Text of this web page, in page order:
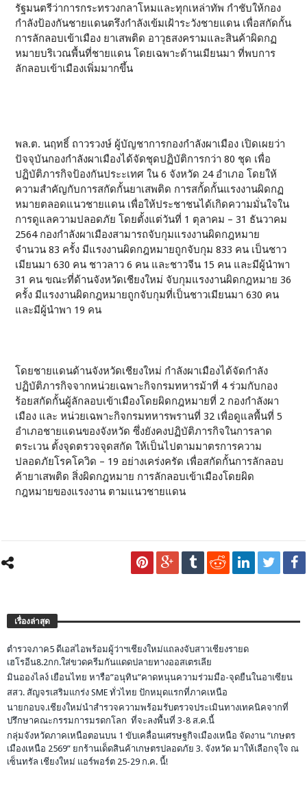
รัฐมนตรีว่าการกระทรวงกลาโหมและทุกเหล่าทัพ กำชับให้กอง
กำลังป้องกันชายแดนตรึงกำลังเข้มเฝ้าระวังชายแดน เพื่อสกัดกั้น
การลักลอบเข้าเมือง ยาเสพติด อาวุธสงครามและสินค้าผิดกฏ
หมายบริเวณพื้นที่ชายแดน โดยเฉพาะด้านเมียนมา ที่พบการ
ลักลอบเข้าเมืองเพิ่มมากขึ้น
พล.ต. นฤทธิ์ ถาวรวงษ์ ผู้บัญชาการกองกำลังผาเมือง เปิดเผยว่า
ปัจจุบันกองกำลังผาเมืองได้จัดชุดปฏิบัติการกว่า 80 ชุด เพื่อ
ปฏิบัติภารกิจป้องกันประะเทศ ใน 6 จังหวัด 24 อำเภอ โดยให้
ความสำคัญกับการสกัดกั้นยาเสพติด การสกั้ดกั้นแรงงานผิดกฏ
หมายตลอดแนวชายแดน เพื่อให้ประชาชนได้เกิดความมั่นใจใน
การดูแลความปลอดภัย โดยตั้งแต่วันที่ 1 ตุลาคม – 31 ธันวาคม
2564 กองกำลังผาเมืองสามารถจับกุมแรงงานผิดกฎหมาย
จำนวน 83 ครั้ง มีแรงงานผิดกฎหมายถูกจับกุม 833 คน เป็นชาว
เมียนมา 630 คน ชาวลาว 6 คน และชาวจีน 15 คน และมีผู้นำพา
31 คน ขณะที่ด้านจังหวัดเชียงใหม่ จับกุมแรงงานผิดกฎหมาย 36
ครั้ง มีแรงงานผิดกฎหมายถูกจับกุมที่เป็นชาวเมียนมา 630 คน
และมีผู้นำพา 19 คน
โดยชายแดนด้านจังหวัดเชียงใหม่ กำลังผาเมืองได้จัดกำลัง
ปฏิบัติภารกิจจากหน่วยเฉพาะกิจกรมทหารม้าที่ 4 ร่วมกับกอง
ร้อยสกัดกั้นผู้ลักลอบเข้าเมืองโดยผิดกฎหมายที่ 2 กองกำลังผา
เมือง และ หน่วยเฉพาะกิจกรมทหารพรานที่ 32 เพื่อดูแลพื้นที่ 5
อำเภอชายแดนของจังหวัด ซึ่งยังคงปฏิบัติภารกิจในการลาด
ตระเวน ตั้งจุดตรวจจุดสกัด ให้เป็นไปตามมาตรการความ
ปลอดภัยโรคโควิด – 19 อย่างเคร่งครัด เพื่อสกัดกั้นการลักลอบ
ค้ายาเสพติด สิ่งผิดกฎหมาย การลักลอบเข้าเมืองโดยผิด
กฎหมายของแรงงาน ตามแนวชายแดน
เรื่องล่าสุด
ตำรวจภาค5 ดีเอสไอพร้อมผู้ว่าฯเชียงใหม่แถลงจับสาวเชียงรายด
เฮโรอีน8.2กก.ใส่ขวดครีมกันแดดปลายทางออสเตรเลีย
มินอองไลง์ เยือนไทย หารือ”อนุทิน”คาดหนุนความร่วมมือ-จุดยืนในอาเซียน
สสว. สัญจรเสริมแกร่ง SME ทั่วไทย ปักหมุดแรกที่ภาคเหนือ
นายกอบจ.เชียงใหม่นำสำรวจความพร้อมรับตรวจประเมินทางเทคนิคจากที่
ปรึกษาคณะกรรมการมรดกโลก ที่จะลงพื้นที่ 3-8 ส.ค.นี้
กลุ่มจังหวัดภาคเหนือตอนบน 1 ขับเคลื่อนเศรษฐกิจเมืองเหนือ จัดงาน “เกษตร
เมืองเหนือ 2569” ยกร้านเด็ดสินค้าเกษตรปลอดภัย 3. จังหวัด มาให้เลือกจุใจ ณ
เซ็นทรัล เชียงใหม่ แอร์พอร์ต 25-29 ก.ค. นี้!